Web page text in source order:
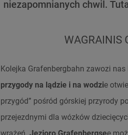
niezapomnianych chwil.
WAGRAINIS
Kolejka Grafenbergbahn zawozi
przygody na lądzie i na wodzie
przygód” pośród górskiej przyrody
przejezdnymi dla wózków